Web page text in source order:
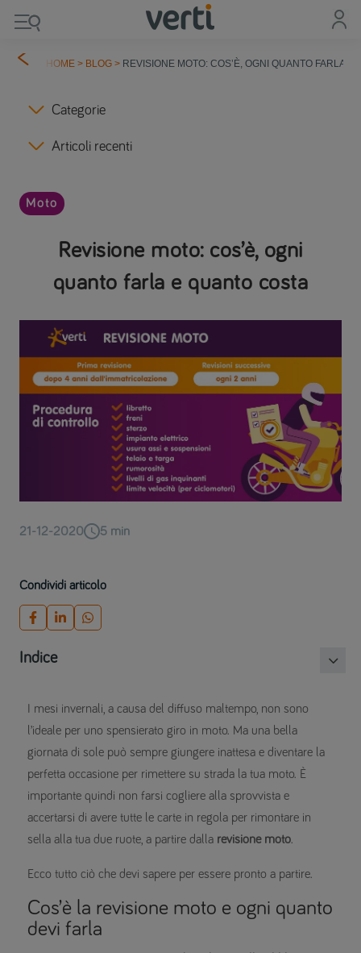
HOME > BLOG > REVISIONE MOTO: COS’È, OGNI QUANTO FARLA E
Categorie
Articoli recenti
Revisione moto: cos’è, ogni
quanto farla e quanto costa
Moto
21-12-2020 5 min
Condividi articolo
Indice
I mesi invernali, a causa del diffuso maltempo, non sono
l’ideale per uno spensierato giro in moto. Ma una bella
giornata di sole può sempre giungere inattesa e diventare la
perfetta occasione per rimettere su strada la tua moto. È
importante quindi non farsi cogliere alla sprovvista e
accertarsi di avere tutte le carte in regola per rimontare in
sella alla tua due ruote, a partire dalla revisione moto.
Ecco tutto ciò che devi sapere per essere pronto a partire.
Cos’è la revisione moto e ogni quanto
devi farla